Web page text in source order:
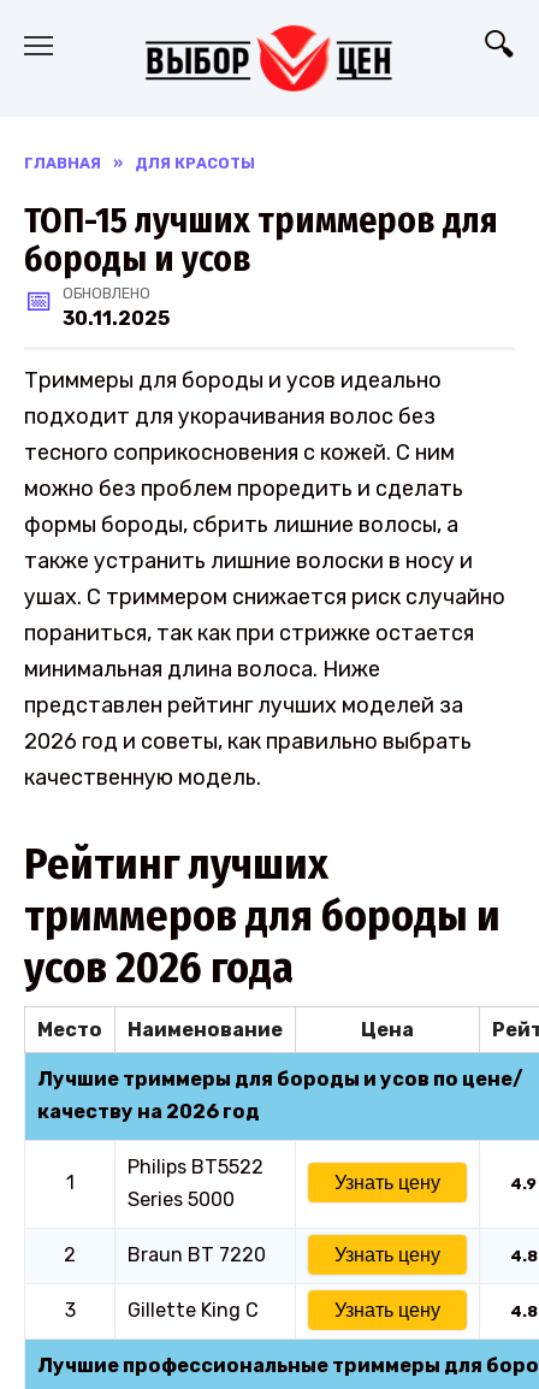
ГЛАВНАЯ » ДЛЯ КРАСОТЫ
ТОП-15 лучших триммеров для
бороды и усов
ОБНОВЛЕНО
30.11.2025
Триммеры для бороды и усов идеально
подходит для укорачивания волос без
тесного соприкосновения с кожей. С ним
можно без проблем проредить и сделать
формы бороды, сбрить лишние волосы, а
также устранить лишние волоски в носу и
ушах. С триммером снижается риск случайно
пораниться, так как при стрижке остается
минимальная длина волоса. Ниже
представлен рейтинг лучших моделей за
2026 год и советы, как правильно выбрать
качественную модель.
Рейтинг лучших
триммеров для бороды и
усов 2026 года
Место Наименование Цена
Лучшие триммеры для бороды и усов по цене/
качеству на 2026 год
1
Philips BT5522
Series 5000
Узнать цену 4.9
2 Braun BT 7220 Узнать цену 4.8
3 Gillette King C Узнать цену 4.8
Лучшие профессиональные триммеры для